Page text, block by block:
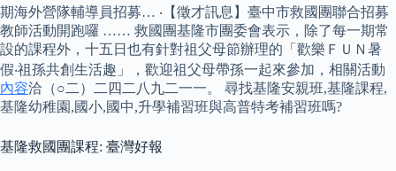
期海外營隊輔導員招募… ‧【徵才訊息】臺中市救國團聯合招募
教師活動開跑囉 …… 救國團基隆市團委會表示，除了每一期常
設的課程外，十五日也有針對祖父母節辦理的「歡樂ＦＵＮ暑
假‧祖孫共創生活趣」，歡迎祖父母帶孫一起來參加，相關活動
內容洽（○二）二四二八九二一一。 尋找基隆安親班,基隆課程,
基隆幼稚園,國小,國中,升學補習班與高普特考補習班嗎?
基隆救國團課程: 臺灣好報